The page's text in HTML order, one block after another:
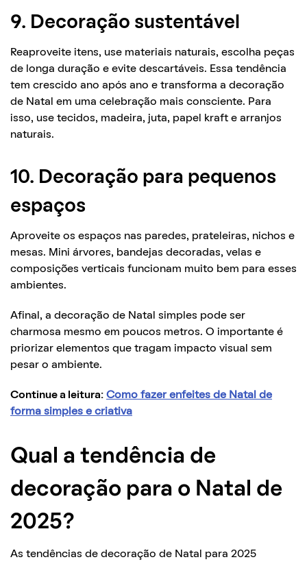
9. Decoração sustentável
Reaproveite itens, use materiais naturais, escolha peças
de longa duração e evite descartáveis. Essa tendência
tem crescido ano após ano e transforma a decoração
de Natal em uma celebração mais consciente. Para
isso, use tecidos, madeira, juta, papel kraft e arranjos
naturais.
10. Decoração para pequenos
espaços
Aproveite os espaços nas paredes, prateleiras, nichos e
mesas. Mini árvores, bandejas decoradas, velas e
composições verticais funcionam muito bem para esses
ambientes.
Afinal, a decoração de Natal simples pode ser
charmosa mesmo em poucos metros. O importante é
priorizar elementos que tragam impacto visual sem
pesar o ambiente.
Continue a leitura: Como fazer enfeites de Natal de
forma simples e criativa
Qual a tendência de
decoração para o Natal de
2025?
As tendências de decoração de Natal para 2025